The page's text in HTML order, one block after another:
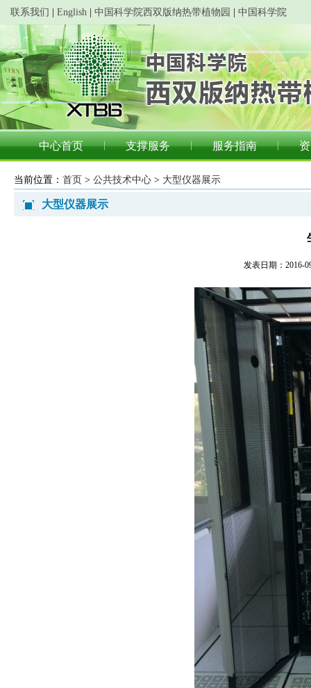
联系我们 English 中国科学院西双版纳热带植物园 中国科学院
中心首页 支撑服务 服务指南
当前位置： 首页 > 公共技术中心 > 大型仪器展示
大型仪器展示
发表日期：